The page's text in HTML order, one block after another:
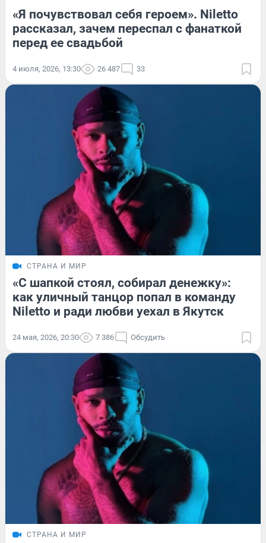
«Я почувствовал себя героем». Niletto
рассказал, зачем переспал с фанаткой
перед ее свадьбой
4 июля, 2026, 13:30 26 487 33
СТРАНА И МИР
«С шапкой стоял, собирал денежку»:
как уличный танцор попал в команду
Niletto и ради любви уехал в Якутск
24 мая, 2026, 20:30 7 386 Обсудить
СТРАНА И МИР